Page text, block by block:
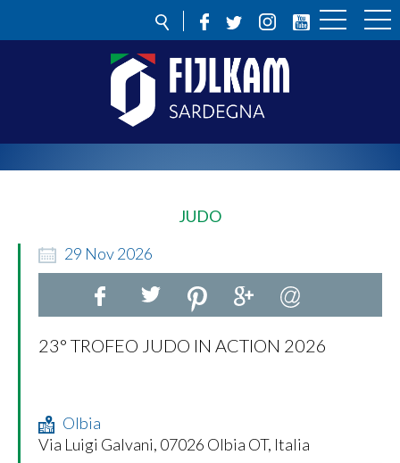
JUDO
29 Nov2026
23° TROFEO JUDO IN ACTION 2026
Olbia
Via Luigi Galvani, 07026 Olbia OT, Italia